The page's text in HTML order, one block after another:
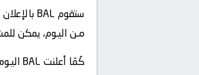
مـن اليـوم، يمكن